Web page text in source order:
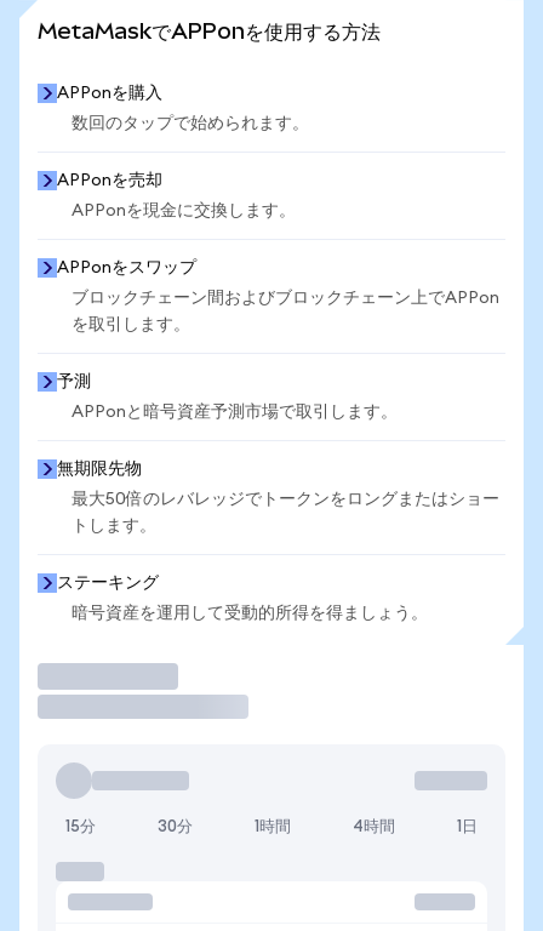
MetaMaskでAPPonを使用する方法
APPonを購入
数回のタップで始められます。
APPonを売却
APPonを現金に交換します。
APPonをスワップ
ブロックチェーン間およびブロックチェーン上でAPPon
を取引します。
予測
APPonと暗号資産予測市場で取引します。
無期限先物
最大50倍のレバレッジでトークンをロングまたはショー
トします。
ステーキング
暗号資産を運用して受動的所得を得ましょう。
15分 30分 1時間 4時間 1日